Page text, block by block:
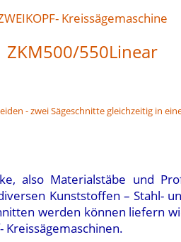
Kreissägemaschine
ZKM500/550Linear
- zwei Sägeschnitte gleichzeitig in
also Materialstäbe und
Kunststoffen – Stahl-
werden können liefern